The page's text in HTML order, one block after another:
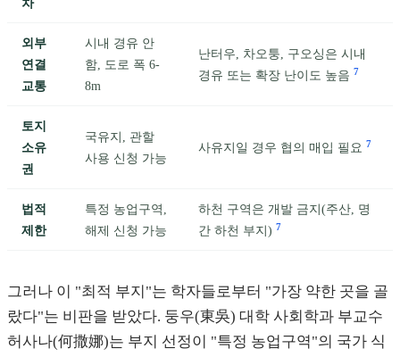
차
외부
연결
교통
시내 경유 안
함, 도로 폭 6-
8m
난터우, 차오퉁, 구오싱은 시내
경유 또는 확장 난이도 높음 7
토지
소유
권
국유지, 관할
사용 신청 가능
사유지일 경우 협의 매입 필요 7
법적
제한
특정 농업구역,
해제 신청 가능
하천 구역은 개발 금지(주산, 명
간 하천 부지) 7
그러나 이 "최적 부지"는 학자들로부터 "가장 약한 곳을 골
랐다"는 비판을 받았다. 둥우(東吳) 대학 사회학과 부교수
허사나(何撒娜)는 부지 선정이 "특정 농업구역"의 국가 식